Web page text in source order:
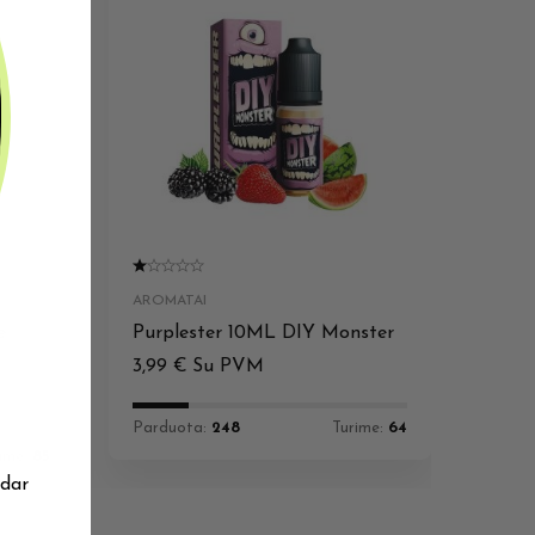
AROMATAI
Purplester 10ML DIY Monster
3,99 € Su PVM
Parduota: 248 Turime: 64